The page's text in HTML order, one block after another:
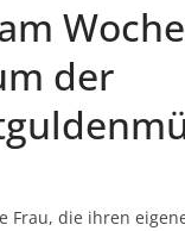
der
Frau, die ihren